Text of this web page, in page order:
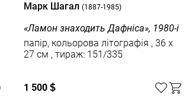
Марк Шагал(1887-1985)
«Ламон знаходить Дафніса», 1980-і
папір, кольорова літографія , 36 x
27 см , тираж: 151/335
1 500$